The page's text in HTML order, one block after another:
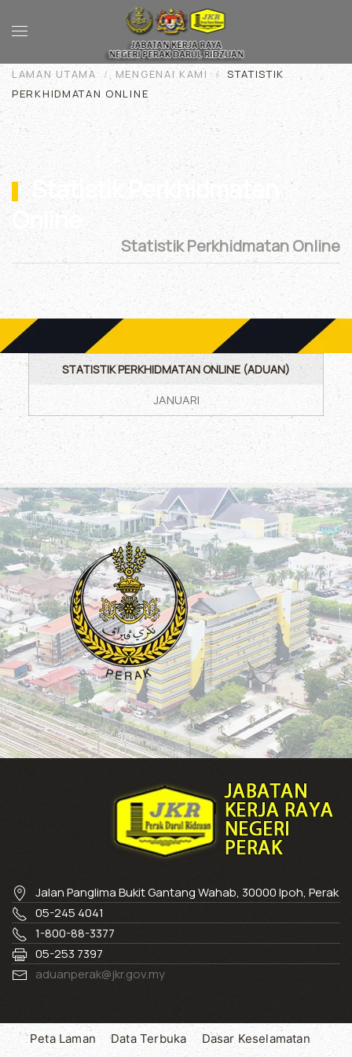
Skip to main content
LAMAN UTAMA MENGENAI KAMI
STATISTIK
PERKHIDMATAN ONLINE
Statistik Perkhidmatan
Online
Statistik Perkhidmatan Online
STATISTIK PERKHIDMATAN ONLINE (ADUAN)
JANUARI
Jalan Panglima Bukit Gantang Wahab, 30000 Ipoh, Perak
05-245 4041
1-800-88-3377
05-253 7397
aduanperak@jkr.gov.my
Peta Laman Data Terbuka Dasar Keselamatan